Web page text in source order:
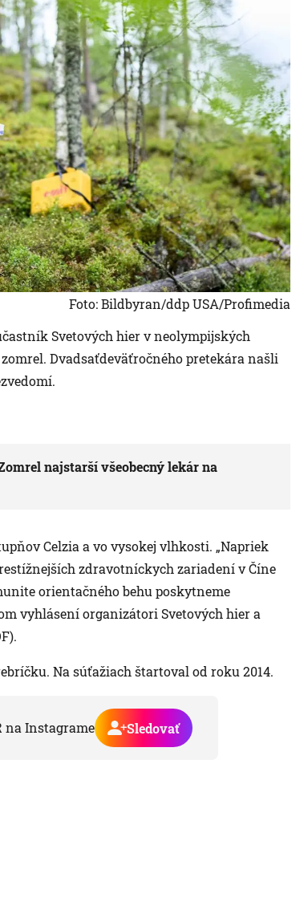
Foto: Bildbyran/ddp USA/Profimedia
Svetových hier v neolympijských
Dvadsaťdeväťročného pretekára našli
najstarší všeobecný lekár na
Celzia a vo vysokej vlhkosti. „Napriek
zdravotníckych zariadení v Číne
orientačného behu poskytneme
vyhlásení organizátori Svetových hier a
Na súťažiach štartoval od roku 2014.
na Instagrame Sledovať